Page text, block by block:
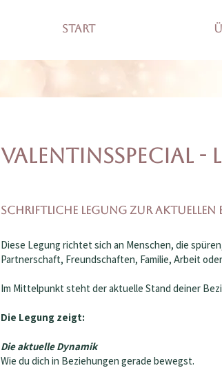
Start
Valentinsspecial -
Schriftliche Legung zur aktuellen
Diese Legung richtet sich an Menschen, die
Partnerschaft, Freundschaften, Familie, Arbeit
Im Mittelpunkt steht der aktuelle Stand deiner
Die Legung zeigt:
Die aktuelle Dynamik
Wie du dich in Beziehungen gerade bewegst.